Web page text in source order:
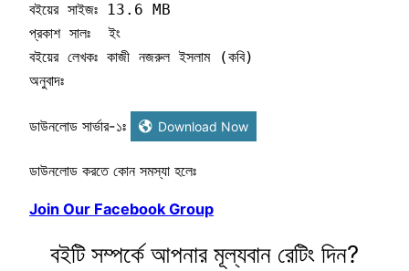
বইয়ের সাইজঃ 13.6 MB
প্রকাশ সালঃ  ইং
বইয়ের লেখকঃ কাজী নজরুল ইসলাম (কবি)
অনুবাদঃ
ডাউনলোড সার্ভার-১ঃ Download Now
ডাউনলোড করতে কোন সমস্যা হলেঃ
Join Our Facebook Group
বইটি সম্পর্কে আপনার মূল্যবান রেটিং দিন?